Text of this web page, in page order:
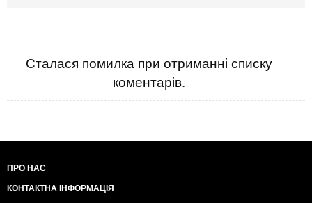
Сталася помилка при отриманні списку
коментарів.
ПРО НАС
КОНТАКТНА ІНФОРМАЦІЯ